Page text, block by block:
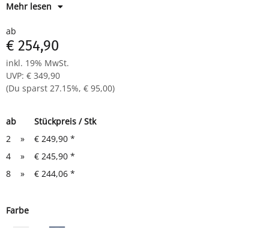
Verkürzte Mitteltrennwand
Maße: H 1800 x B 590 x T 500 mm
Komplett montiert und verschweißt - sofort einsatzbereit
Mehr lesen
ab
€ 254,90
inkl. 19% MwSt.
UVP: € 349,90
(Du sparst 27.15%, € 95,00)
ab
Stückpreis / Stk
2
» € 249,90 *
4
» € 245,90 *
8
» € 244,06 *
Farbe